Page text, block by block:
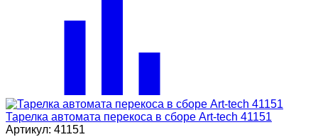
Тарелка автомата перекоса в сборе Art-tech 41151
Артикул: 41151